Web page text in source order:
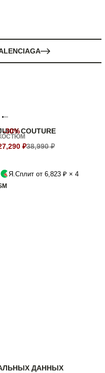
-30%COUTURE
₽38,990 ₽
Я.Сплит от 6,823 ₽ × 4
M
ДАННЫХ